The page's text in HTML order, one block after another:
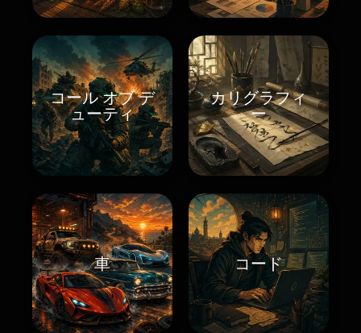
コール オブ デ
ューティ
カリグラフィ
ー
車 コード